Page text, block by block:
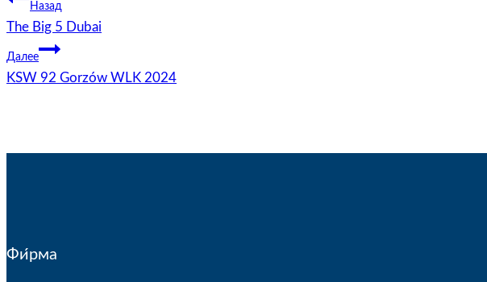
Назад
The Big 5 Dubai
Далее
KSW 92 Gorzów WLK 2024
Фи́рма